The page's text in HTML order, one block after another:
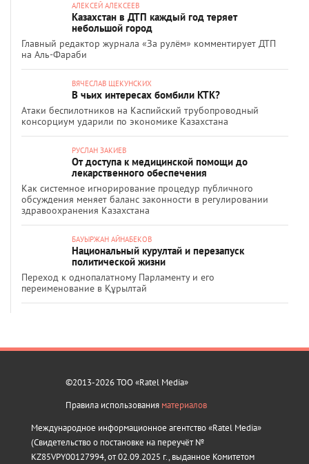
АЛЕКСЕЙ АЛЕКСЕЕВ
Казахстан в ДТП каждый год теряет
небольшой город
Главный редактор журнала «За рулём» комментирует ДТП
на Аль-Фараби
ВЯЧЕСЛАВ ЩЕКУНСКИХ
В чьих интересах бомбили КТК?
Атаки беспилотников на Каспийский трубопроводный
консорциум ударили по экономике Казахстана
РУСЛАН ЗАКИЕВ
От доступа к медицинской помощи до
лекарственного обеспечения
Как системное игнорирование процедур публичного
обсуждения меняет баланс законности в регулировании
здравоохранения Казахстана
БАУЫРЖАН АЙНАБЕКОВ
Национальный курултай и перезапуск
политической жизни
Переход к однопалатному Парламенту и его
переименование в Құрылтай
©2013-2026 ТОО «Ratel Media»
Правила использования материалов
Международное информационное агентство «Ratel Media»
(Свидетельство о постановке на переучёт №
KZ85VPY00127994, от 02.09.2025 г., выданное Комитетом